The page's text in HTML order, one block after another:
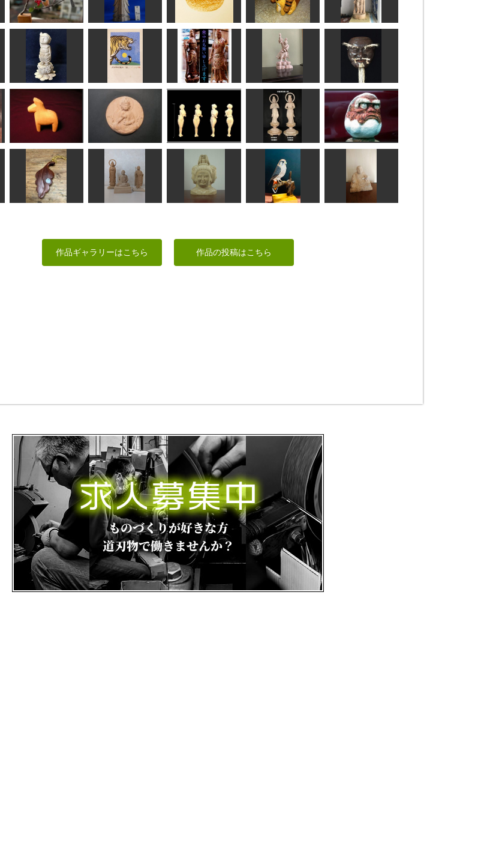
シジュウカラとヤマ
ガラ
MINI
観音さま
ta-chann
あんぱん
みちこ
虎の威を借る狐
のりお
十一面観音
tim
誕生仏 年賀状「寅」10
道刃物★所蔵参考作品
聖観音75㎝
sigesama
伐折羅大将
みっちゃん
黒式尉
msuganuma
ダーラナホース
TK
観音菩薩坐像
黒住和隆
恥じらい
shadow
阿弥陀如来脇侍
まあちゃん
だるま大師
ペンダント
ヘソベイ
仏像
にっさん
興福寺阿修羅像頭部
ちゅうさん
チョウゲンボウ（長
作品ギャラリーはこちら 作品の投稿はこちら